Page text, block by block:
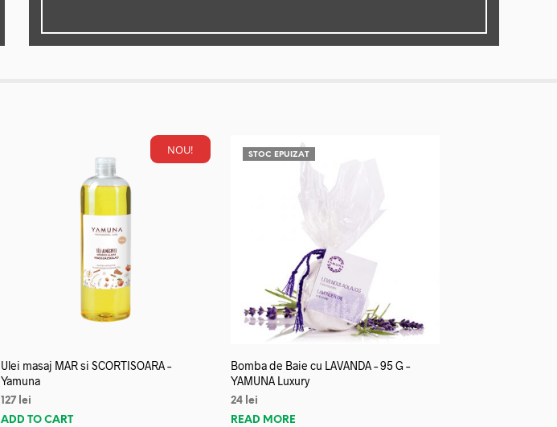
NOU!
Ulei masaj MAR si SCORTISOARA –
Yamuna
127 lei
ADD TO CART
STOC EPUIZAT
Bomba de Baie cu LAVANDA – 95 G –
YAMUNA Luxury
24 lei
READ MORE